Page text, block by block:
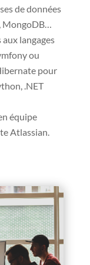
de données
MongoDB…
langages
ou
pour
.NET
équipe
Atlassian.